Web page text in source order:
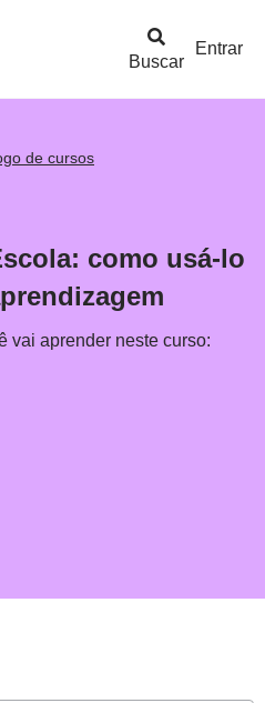
Buscar
Entrar
de cursos
como usá-lo
vai aprender neste curso: